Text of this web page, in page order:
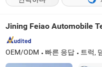
Jining Feiao Automobile
OEM/ODM 빠른 응답 트럭, 덤프트럭,